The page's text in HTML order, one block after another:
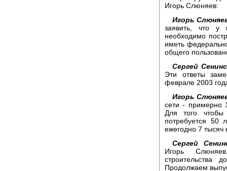
Игорь Слюняев:
Игорь
заявить, что у
необходимо
иметь
общего
Сергей
Эти ответы
феврале 2003
Игорь
сети - примерно
Для того
потребуется 50
ежегодно 7 тысяч
Сергей
Игорь
строительства
Продолжаем